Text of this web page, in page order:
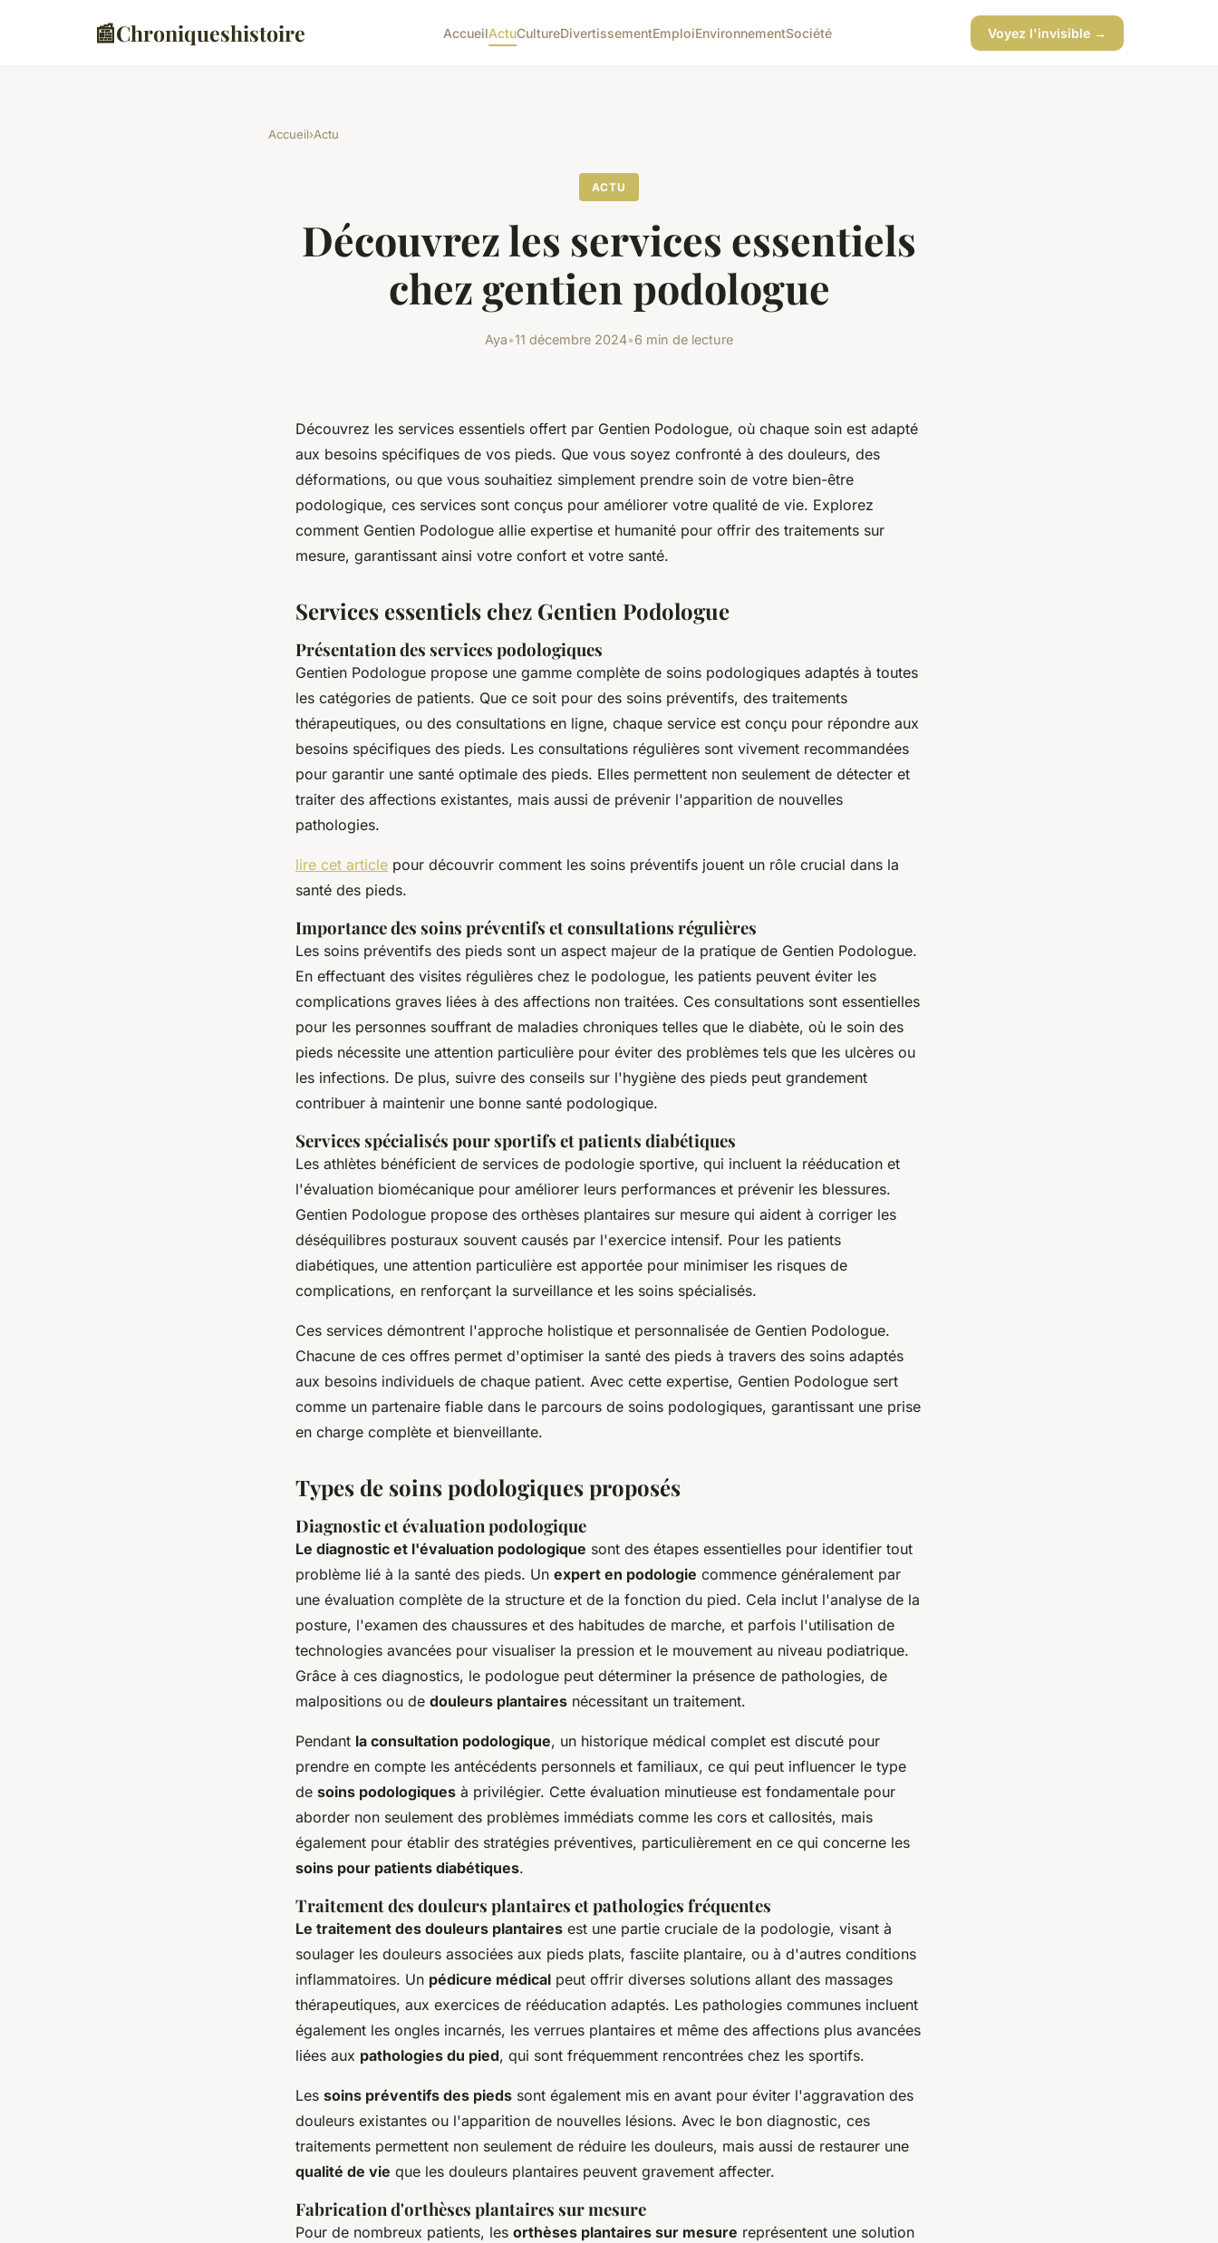
📰Chroniqueshistoire AccueilActuCultureDivertissementEmploiEnvironnementSociété Voyez l'invisible →
Accueil›Actu
ACTU
Découvrez les services essentiels
chez gentien podologue
Aya•11 décembre 2024•6 min de lecture
Découvrez les services essentiels offert par Gentien Podologue, où chaque soin est adapté
aux besoins spécifiques de vos pieds. Que vous soyez confronté à des douleurs, des
déformations, ou que vous souhaitiez simplement prendre soin de votre bien-être
podologique, ces services sont conçus pour améliorer votre qualité de vie. Explorez
comment Gentien Podologue allie expertise et humanité pour offrir des traitements sur
mesure, garantissant ainsi votre confort et votre santé.
Services essentiels chez Gentien Podologue
Présentation des services podologiques
Gentien Podologue propose une gamme complète de soins podologiques adaptés à toutes
les catégories de patients. Que ce soit pour des soins préventifs, des traitements
thérapeutiques, ou des consultations en ligne, chaque service est conçu pour répondre aux
besoins spécifiques des pieds. Les consultations régulières sont vivement recommandées
pour garantir une santé optimale des pieds. Elles permettent non seulement de détecter et
traiter des affections existantes, mais aussi de prévenir l'apparition de nouvelles
pathologies.
lire cet article pour découvrir comment les soins préventifs jouent un rôle crucial dans la
santé des pieds.
Importance des soins préventifs et consultations régulières
Les soins préventifs des pieds sont un aspect majeur de la pratique de Gentien Podologue.
En effectuant des visites régulières chez le podologue, les patients peuvent éviter les
complications graves liées à des affections non traitées. Ces consultations sont essentielles
pour les personnes souffrant de maladies chroniques telles que le diabète, où le soin des
pieds nécessite une attention particulière pour éviter des problèmes tels que les ulcères ou
les infections. De plus, suivre des conseils sur l'hygiène des pieds peut grandement
contribuer à maintenir une bonne santé podologique.
Services spécialisés pour sportifs et patients diabétiques
Les athlètes bénéficient de services de podologie sportive, qui incluent la rééducation et
l'évaluation biomécanique pour améliorer leurs performances et prévenir les blessures.
Gentien Podologue propose des orthèses plantaires sur mesure qui aident à corriger les
déséquilibres posturaux souvent causés par l'exercice intensif. Pour les patients
diabétiques, une attention particulière est apportée pour minimiser les risques de
complications, en renforçant la surveillance et les soins spécialisés.
Ces services démontrent l'approche holistique et personnalisée de Gentien Podologue.
Chacune de ces offres permet d'optimiser la santé des pieds à travers des soins adaptés
aux besoins individuels de chaque patient. Avec cette expertise, Gentien Podologue sert
comme un partenaire fiable dans le parcours de soins podologiques, garantissant une prise
en charge complète et bienveillante.
Types de soins podologiques proposés
Diagnostic et évaluation podologique
Le diagnostic et l'évaluation podologique sont des étapes essentielles pour identifier tout
problème lié à la santé des pieds. Un expert en podologie commence généralement par
une évaluation complète de la structure et de la fonction du pied. Cela inclut l'analyse de la
posture, l'examen des chaussures et des habitudes de marche, et parfois l'utilisation de
technologies avancées pour visualiser la pression et le mouvement au niveau podiatrique.
Grâce à ces diagnostics, le podologue peut déterminer la présence de pathologies, de
malpositions ou de douleurs plantaires nécessitant un traitement.
Pendant la consultation podologique, un historique médical complet est discuté pour
prendre en compte les antécédents personnels et familiaux, ce qui peut influencer le type
de soins podologiques à privilégier. Cette évaluation minutieuse est fondamentale pour
aborder non seulement des problèmes immédiats comme les cors et callosités, mais
également pour établir des stratégies préventives, particulièrement en ce qui concerne les
soins pour patients diabétiques.
Traitement des douleurs plantaires et pathologies fréquentes
Le traitement des douleurs plantaires est une partie cruciale de la podologie, visant à
soulager les douleurs associées aux pieds plats, fasciite plantaire, ou à d'autres conditions
inflammatoires. Un pédicure médical peut offrir diverses solutions allant des massages
thérapeutiques, aux exercices de rééducation adaptés. Les pathologies communes incluent
également les ongles incarnés, les verrues plantaires et même des affections plus avancées
liées aux pathologies du pied, qui sont fréquemment rencontrées chez les sportifs.
Les soins préventifs des pieds sont également mis en avant pour éviter l'aggravation des
douleurs existantes ou l'apparition de nouvelles lésions. Avec le bon diagnostic, ces
traitements permettent non seulement de réduire les douleurs, mais aussi de restaurer une
qualité de vie que les douleurs plantaires peuvent gravement affecter.
Fabrication d'orthèses plantaires sur mesure
Pour de nombreux patients, les orthèses plantaires sur mesure représentent une solution